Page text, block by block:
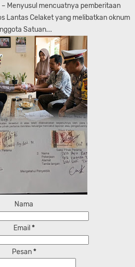
Menyusul mencuatnya pemberitaan
Lantas Celaket yang melibatkan oknum
Satuan...
Nama
Email *
Pesan*